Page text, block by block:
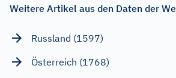
Weitere Artikel aus den Daten der
Russland (1597)
Österreich (1768)